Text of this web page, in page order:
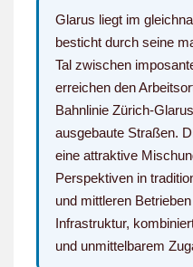
Glarus liegt im
besticht durch seine
Tal zwischen
erreichen den
Bahnlinie Zürich-
ausgebaute Straßen.
eine attraktive
Perspektiven in
und mittleren
Infrastruktur,
und unmittelbarem